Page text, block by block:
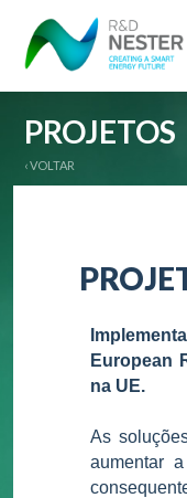
PROJETOS
‹ VOLTAR
European
na UE.
As
aumentar